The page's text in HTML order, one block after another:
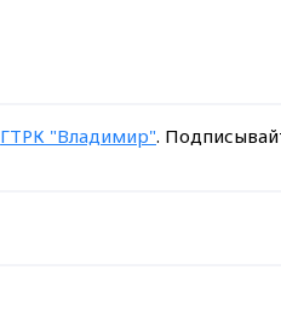
ГТРК "Владимир".